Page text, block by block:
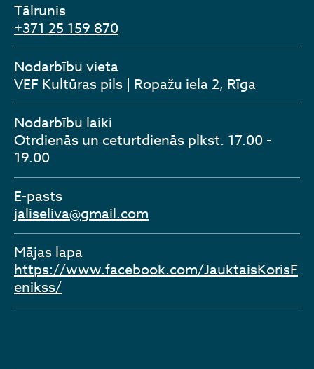
Tālrunis
+371 25 159 870
Nodarbību vieta
VEF Kultūras pils | Ropažu iela 2, Rīga
Nodarbību laiki
Otrdienās un ceturtdienās plkst. 17.00 -
19.00
E-pasts
jaliseliva@gmail.com
Mājas lapa
https://www.facebook.com/JauktaisKorisF
enikss/